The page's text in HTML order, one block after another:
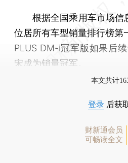
根据全国乘用车市场信
位居所有车型销量排行榜第
PLUS DM-i冠军版如果后
宋成为销量冠军。
本文共计
登录 后获
财新通会员
可畅读全文